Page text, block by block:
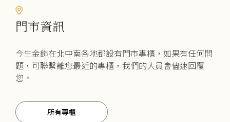
門市資訊
今生金飾在北中南各地都設有門市專櫃，如果有任何問
題，可聯繫離您最近的專櫃，我們的人員會儘速回覆
您。
所有專櫃